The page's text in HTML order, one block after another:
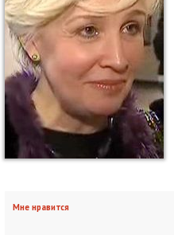
Мне нравится